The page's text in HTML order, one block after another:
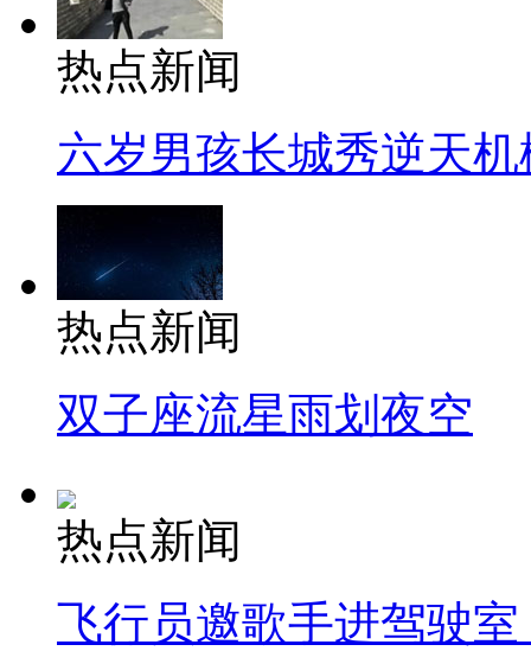
热点新闻
六岁男孩长城秀逆天机
热点新闻
双子座流星雨划夜空
热点新闻
飞行员邀歌手进驾驶